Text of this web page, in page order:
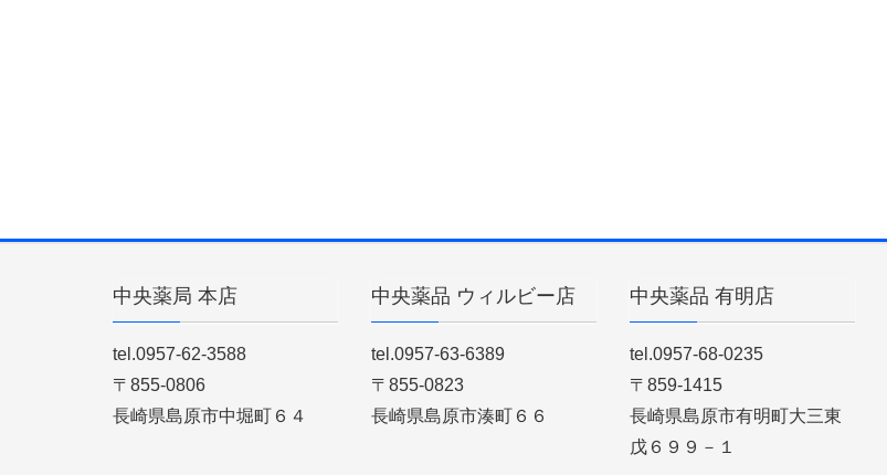
中央薬局 本店
tel.0957-62-3588
〒855-0806
長崎県島原市中堀町６４
中央薬品 ウィルビー店
tel.0957-63-6389
〒855-0823
長崎県島原市湊町６６
中央薬品 有明店
tel.0957-68-0235
〒859-1415
長崎県島原市有明町大三東
戊６９９－１